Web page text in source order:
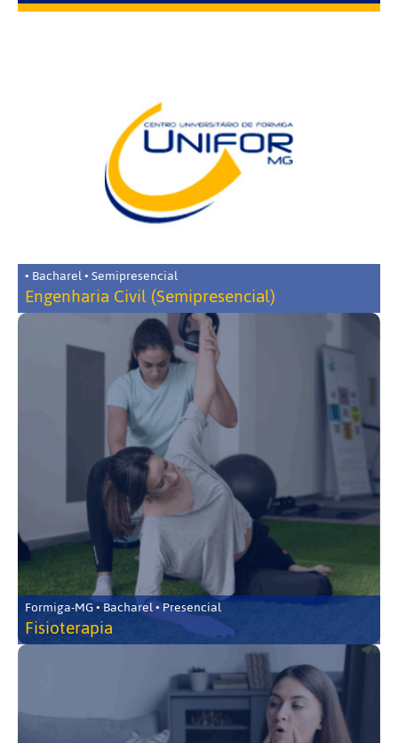
• Bacharel • Semipresencial
Engenharia Civil (Semipresencial)
Formiga-MG • Bacharel • Presencial
Fisioterapia